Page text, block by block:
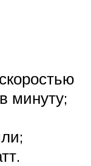
минуту;